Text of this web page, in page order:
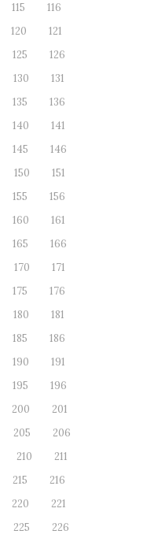
115
116
120
121
125
126
130
131
135
136
140
141
145
146
150
151
155
156
160
161
165
166
170
171
175
176
180
181
185
186
190
191
195
196
200
201
205
206
210
211
215
216
220
221
225
226